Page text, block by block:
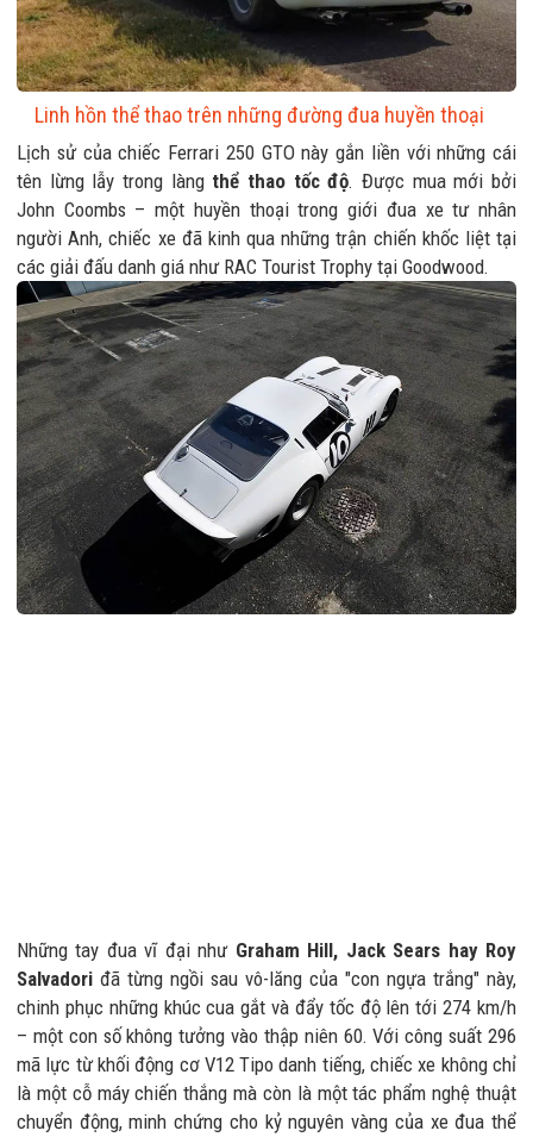
Linh hồn thể thao trên những đường đua huyền thoại
Lịch sử của chiếc Ferrari 250 GTO này gắn liền với những cái
tên lừng lẫy trong làng thể thao tốc độ. Được mua mới bởi
John Coombs – một huyền thoại trong giới đua xe tư nhân
người Anh, chiếc xe đã kinh qua những trận chiến khốc liệt tại
các giải đấu danh giá như RAC Tourist Trophy tại Goodwood.
Những tay đua vĩ đại như Graham Hill, Jack Sears hay Roy
Salvadori đã từng ngồi sau vô-lăng của "con ngựa trắng" này,
chinh phục những khúc cua gắt và đẩy tốc độ lên tới 274 km/h
– một con số không tưởng vào thập niên 60. Với công suất 296
mã lực từ khối động cơ V12 Tipo danh tiếng, chiếc xe không chỉ
là một cỗ máy chiến thắng mà còn là một tác phẩm nghệ thuật
chuyển động, minh chứng cho kỷ nguyên vàng của xe đua thể